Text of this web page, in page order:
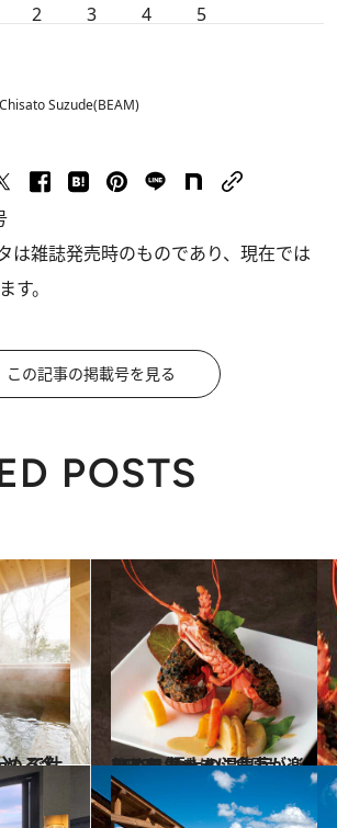
2 3 4 5
Suzude(BEAM)
は雑誌発売時のものであり、現在では
す。
この記事の掲載号を見る
POSTS
2018.1.7
ひとり気ままに食事が楽しめる 極上の温泉宿 BEST5
旅＆お出かけ